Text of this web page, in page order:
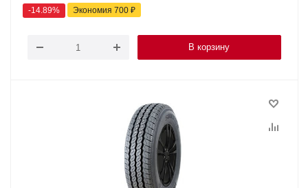
-14.89% Экономия 700 ₽
В корзину